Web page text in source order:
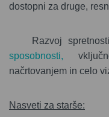
dostopni za druge,
Razvoj
sposobnosti,
načrtovanjem in celo
Nasveti za starše: